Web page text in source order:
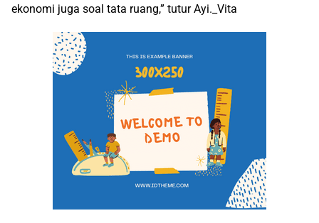
ekonomi juga soal tata ruang,” tutur Ayi._Vita